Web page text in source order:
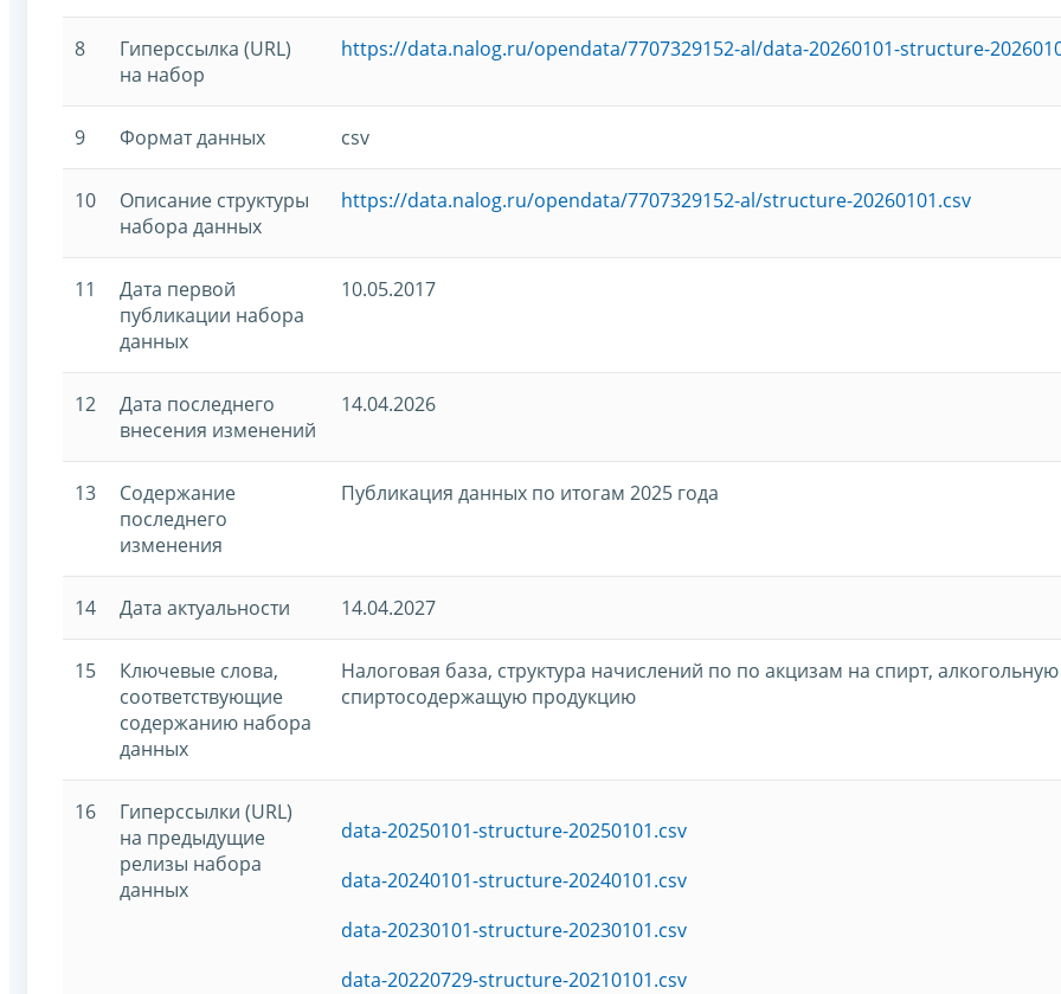
8
Гиперссылка (URL)
на набор
https://data.nalog.ru/opendata/7707329152-al/data-20260101-structure-
9 Формат данных csv
10
Описание структуры
набора данных
https://data.nalog.ru/opendata/7707329152-al/structure-20260101.csv
11
Дата первой
публикации набора
данных
10.05.2017
12
Дата последнего
внесения изменений
14.04.2026
13
Содержание
последнего
изменения
Публикация данных по итогам 2025 года
14 Дата актуальности 14.04.2027
15
Ключевые слова,
соответствующие
содержанию набора
данных
Налоговая база, структура начислений по по акцизам на спирт,
спиртосодержащую продукцию
16
Гиперссылки (URL)
на предыдущие
релизы набора
данных
data-20250101-structure-20250101.csv
data-20240101-structure-20240101.csv
data-20230101-structure-20230101.csv
data-20220729-structure-20210101.csv